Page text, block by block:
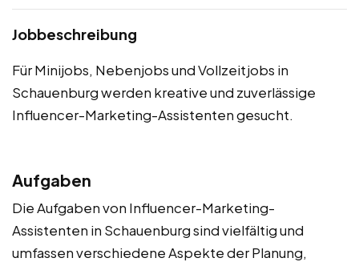
Jobbeschreibung
Für Minijobs, Nebenjobs und Vollzeitjobs in
Schauenburg werden kreative und zuverlässige
Influencer-Marketing-Assistenten gesucht.
Aufgaben
Die Aufgaben von Influencer-Marketing-
Assistenten in Schauenburg sind vielfältig und
umfassen verschiedene Aspekte der Planung,